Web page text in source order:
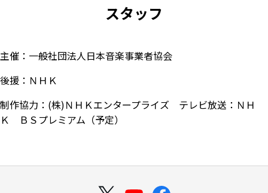
スタッフ
主催：一般社団法人日本音楽事業者協会
後援：ＮＨＫ
制作協力：(株)ＮＨＫエンタープライズ テレビ放送：ＮＨ
Ｋ ＢＳプレミアム（予定）